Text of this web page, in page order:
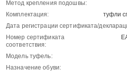
Метод крепления подошвы:
Комплектация:
туфли
Дата регистрации сертификата/
Номер сертификата
соответствия:
Модель туфель:
Назначение обуви: